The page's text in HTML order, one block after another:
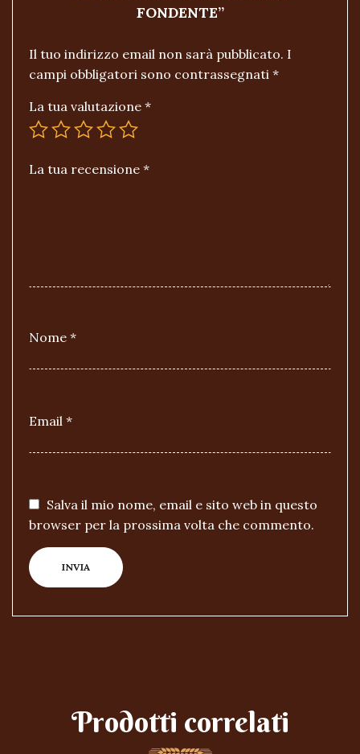
FONDENTE”
Il tuo indirizzo email non sarà pubblicato. I
campi obbligatori sono contrassegnati *
La tua valutazione *
La tua recensione *
Nome *
Email *
Salva il mio nome, email e sito web in questo
browser per la prossima volta che commento.
Prodotti correlati